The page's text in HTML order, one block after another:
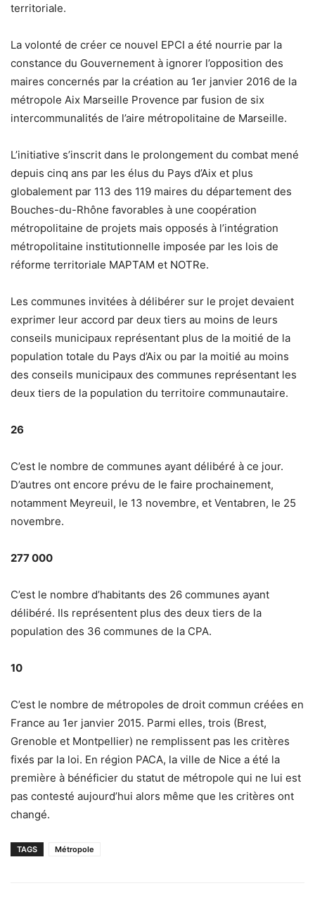
territoriale.
La volonté de créer ce nouvel EPCI a été nourrie par la
constance du Gouvernement à ignorer l’opposition des
maires concernés par la création au 1er janvier 2016 de la
métropole Aix Marseille Provence par fusion de six
intercommunalités de l’aire métropolitaine de Marseille.
L’initiative s’inscrit dans le prolongement du combat mené
depuis cinq ans par les élus du Pays d’Aix et plus
globalement par 113 des 119 maires du département des
Bouches-du-Rhône favorables à une coopération
métropolitaine de projets mais opposés à l’intégration
métropolitaine institutionnelle imposée par les lois de
réforme territoriale MAPTAM et NOTRe.
Les communes invitées à délibérer sur le projet devaient
exprimer leur accord par deux tiers au moins de leurs
conseils municipaux représentant plus de la moitié de la
population totale du Pays d’Aix ou par la moitié au moins
des conseils municipaux des communes représentant les
deux tiers de la population du territoire communautaire.
26
C’est le nombre de communes ayant délibéré à ce jour.
D’autres ont encore prévu de le faire prochainement,
notamment Meyreuil, le 13 novembre, et Ventabren, le 25
novembre.
277 000
C’est le nombre d’habitants des 26 communes ayant
délibéré. Ils représentent plus des deux tiers de la
population des 36 communes de la CPA.
10
C’est le nombre de métropoles de droit commun créées en
France au 1er janvier 2015. Parmi elles, trois (Brest,
Grenoble et Montpellier) ne remplissent pas les critères
fixés par la loi. En région PACA, la ville de Nice a été la
première à bénéficier du statut de métropole qui ne lui est
pas contesté aujourd’hui alors même que les critères ont
changé.
TAGS Métropole